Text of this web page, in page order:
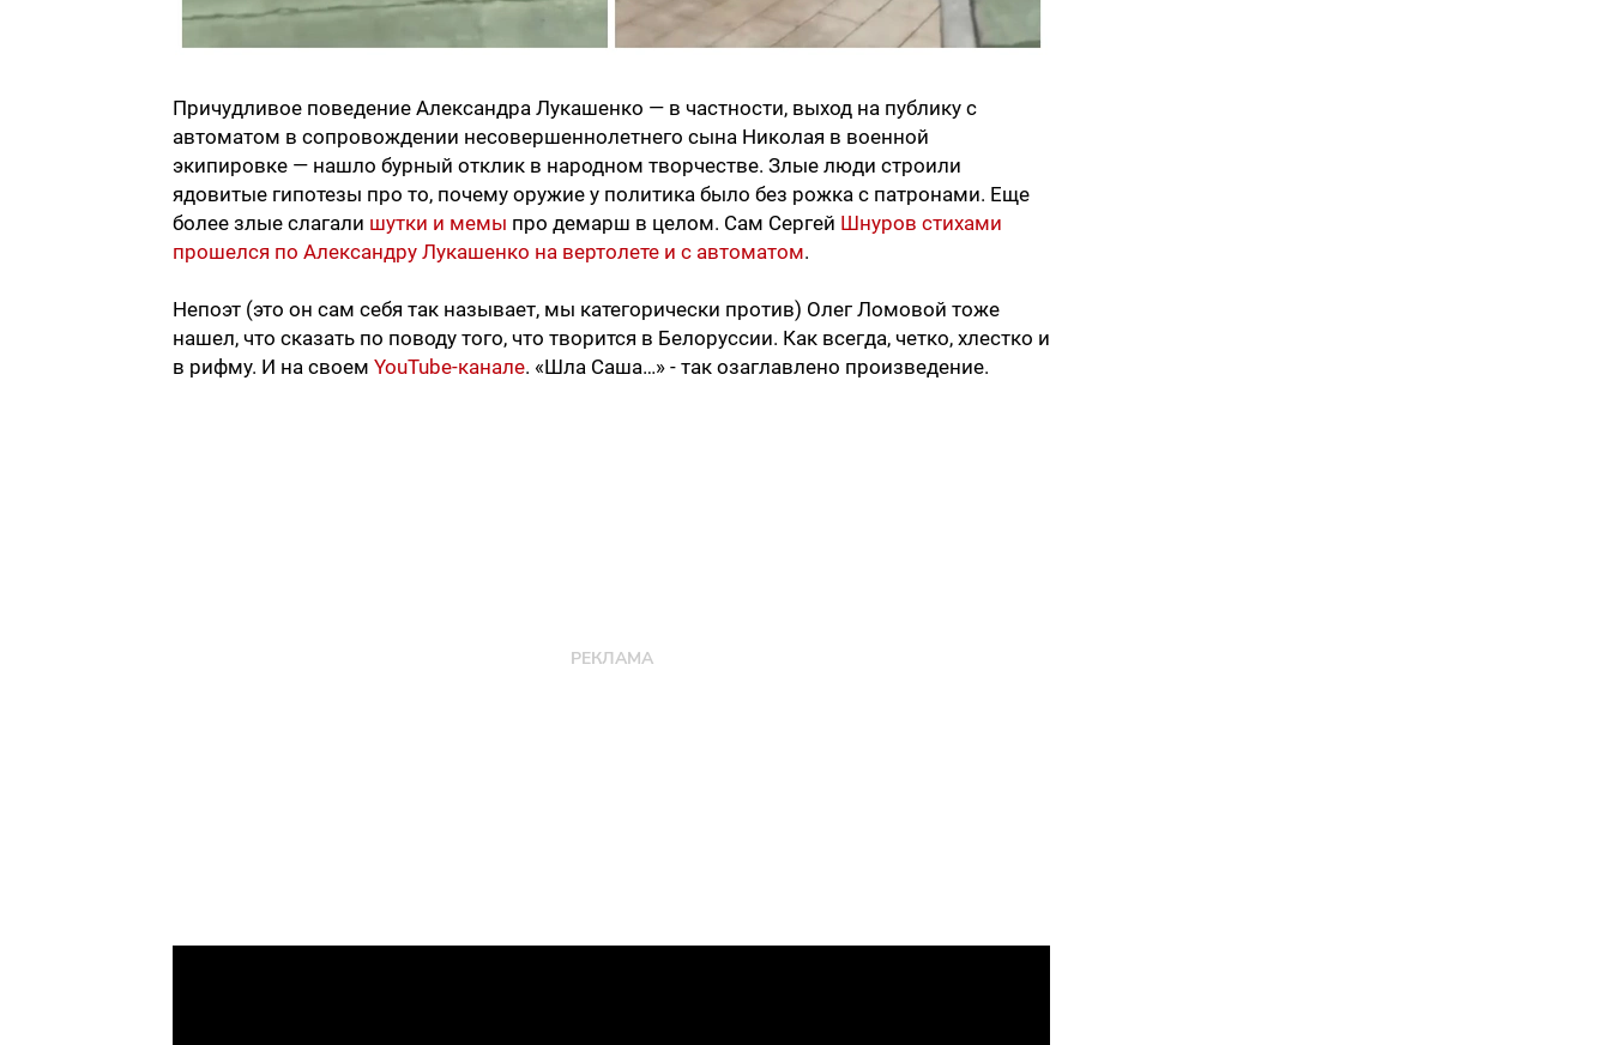
Причудливое поведение Александра Лукашенко — в частности, выход на публику с
автоматом в сопровождении несовершеннолетнего сына Николая в военной
экипировке — нашло бурный отклик в народном творчестве. Злые люди строили
ядовитые гипотезы про то, почему оружие у политика было без рожка с патронами. Еще
более злые слагали шутки и мемы про демарш в целом. Сам Сергей Шнуров стихами
прошелся по Александру Лукашенко на вертолете и с автоматом.
Непоэт (это он сам себя так называет, мы категорически против) Олег Ломовой тоже
нашел, что сказать по поводу того, что творится в Белоруссии. Как всегда, четко, хлестко и
в рифму. И на своем YouTube-канале. «Шла Саша…» - так озаглавлено произведение.